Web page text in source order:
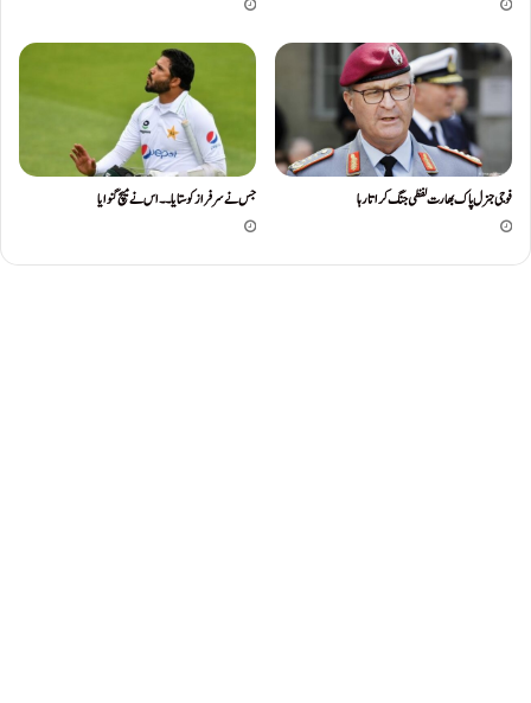
فوجی جنرل پاک بھارت لفظی جنگ کراتا رہا جس نے سرفراز کو ستایا۔۔اس نے میچ گنوایا